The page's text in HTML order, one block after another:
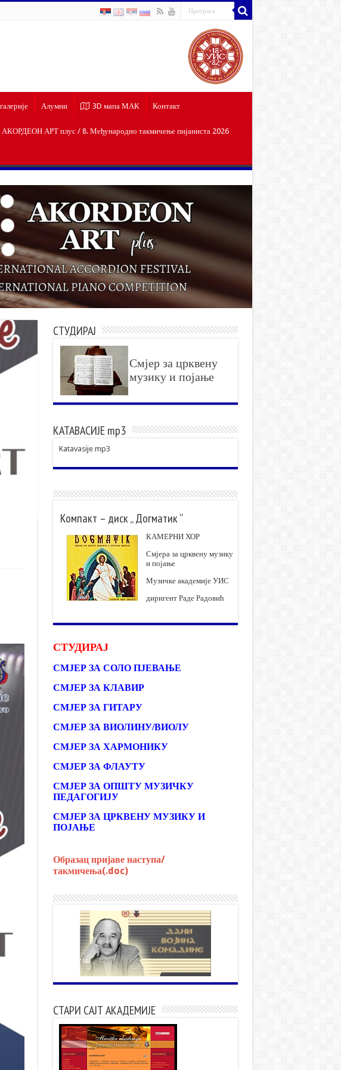
Алумни 3D мапа МАК Контакт
АКОРДЕОН АРТ плус / 8. Међународно такмичење пијаниста 2026
СТУДИРАЈ
Смјер за црквену
музику и појање
КАТАВАСИЈЕ mp3
Katavasije mp3
Компакт – диск „ Догматик “
КАМЕРНИ ХОР
Смјера за црквену музику
и појање
Музичке академије УИС
диригент Раде Радовић
СТУДИРАЈ
СМЈЕР ЗА СОЛО ПЈЕВАЊЕ
СМЈЕР ЗА КЛАВИР
СМЈЕР ЗА ГИТАРУ
СМЈЕР ЗА ВИОЛИНУ/ВИОЛУ
СМЈЕР ЗА ХАРМОНИКУ
СМЈЕР ЗА ФЛАУТУ
СМЈЕР ЗА ОПШТУ МУЗИЧКУ
ПЕДАГОГИЈУ
СМЈЕР ЗА ЦРКВЕНУ МУЗИКУ И
ПОЈАЊЕ
Образац пријаве наступа/
такмичења(.doc)
СТАРИ САЈТ АКАДЕМИЈЕ